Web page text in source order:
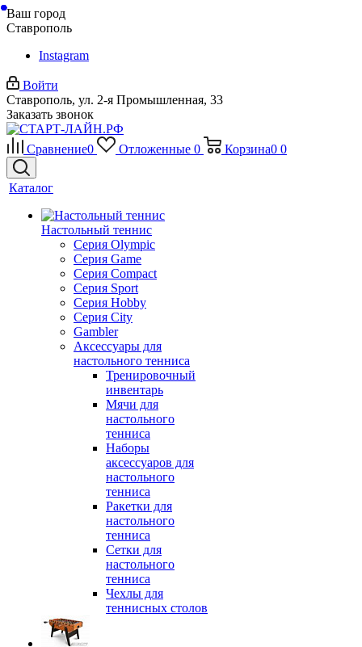
Ваш город
Ставрополь
Instagram
Войти
Ставрополь, ул. 2-я Промышленная, 33
Заказать звонок
Сравнение0 Отложенные 0 Корзина0 0
Каталог
Настольный теннис
Серия Olympic
Серия Game
Серия Compact
Серия Sport
Серия Hobby
Серия City
Gambler
Аксессуары для
настольного тенниса
Тренировочный
инвентарь
Мячи для
настольного
тенниса
Наборы
аксессуаров для
настольного
тенниса
Ракетки для
настольного
тенниса
Сетки для
настольного
тенниса
Чехлы для
теннисных столов